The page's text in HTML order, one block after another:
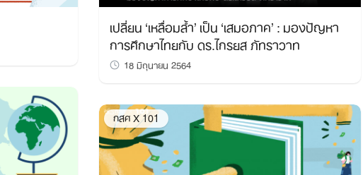
เปลี่ยน ‘เหลื่อมล้ำ’ เป็น ‘เสมอภาค’ : มองปัญหา
การศึกษาไทยกับ ดร.ไกรยส ภัทราวาท
18 มิถุนายน 2564
กสศ X 101